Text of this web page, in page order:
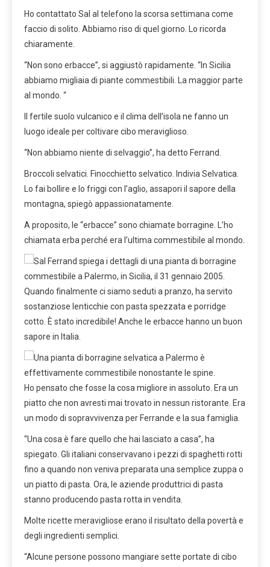
Ho contattato Sal al telefono la scorsa settimana come
faccio di solito. Abbiamo riso di quel giorno. Lo ricorda
chiaramente.
“Non sono erbacce”, si aggiustò rapidamente. “In Sicilia
abbiamo migliaia di piante commestibili. La maggior parte
al mondo. “
Il fertile suolo vulcanico e il clima dell’isola ne fanno un
luogo ideale per coltivare cibo meraviglioso.
“Non abbiamo niente di selvaggio”, ha detto Ferrand.
Broccoli selvatici. Finocchietto selvatico. Indivia Selvatica.
Lo fai bollire e lo friggi con l’aglio, assapori il sapore della
montagna, spiegò appassionatamente.
A proposito, le “erbacce” sono chiamate borragine. L’ho
chiamata erba perché era l’ultima commestibile al mondo.
Quando finalmente ci siamo seduti a pranzo, ha servito
sostanziose lenticchie con pasta spezzata e porridge
cotto. È stato incredibile! Anche le erbacce hanno un buon
sapore in Italia.
Ho pensato che fosse la cosa migliore in assoluto. Era un
piatto che non avresti mai trovato in nessun ristorante. Era
un modo di sopravvivenza per Ferrande e la sua famiglia.
“Una cosa è fare quello che hai lasciato a casa”, ha
spiegato. Gli italiani conservavano i pezzi di spaghetti rotti
fino a quando non veniva preparata una semplice zuppa o
un piatto di pasta. Ora, le aziende produttrici di pasta
stanno producendo pasta rotta in vendita.
Molte ricette meravigliose erano il risultato della povertà e
degli ingredienti semplici.
“Alcune persone possono mangiare sette portate di cibo